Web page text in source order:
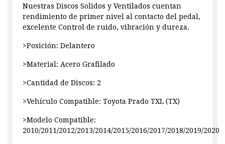
Nuestras Discos Solidos y Ventilados cuentan
rendimiento de primer nivel al contacto del pedal,
excelente Control de ruido, vibración y dureza.
>Posición: Delantero
>Material: Acero Grafilado
>Cantidad de Discos: 2
>Vehículo Compatible: Toyota Prado TXL (TX)
>Modelo Compatible:
2010/2011/2012/2013/2014/2015/2016/2017/2018/2019/2020